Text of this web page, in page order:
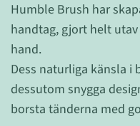
Humble Brush har
handtag, gjort helt
hand.
Dess naturliga känsla i
dessutom snygga
borsta tänderna med